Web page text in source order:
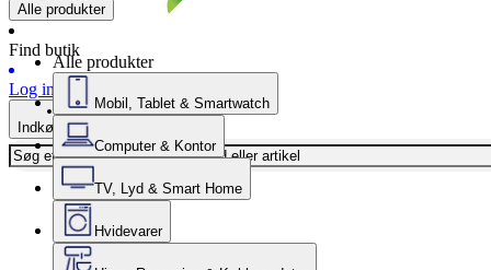
Alle produkter
Find butik
Log ind
Indkøbskurv
Alle produkter
Mobil, Tablet & Smartwatch
Computer & Kontor
TV, Lyd & Smart Home
Hvidevarer